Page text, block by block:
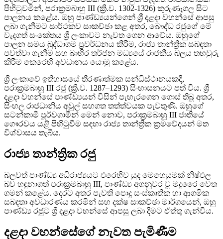
පිහිටුවමින්, පරාක්‍රමබාහු III (ක්‍රි.ව. 1302-1326) කුරුණෑගල සිට
පාලනය කළේය. ඔහු පාණ්ඩ්‍යයන්ගෙන් ශ්‍රී දළදා වහන්සේ ආපසු
ලබා ගැනීමට සාර්ථකව සාකච්ඡා කළ අතර, බෞද්ධ රජුගේ මේ
වැදගත් සංකේතය ශ්‍රී ලංකාවට නැවත ගෙන ආවේය. ඔහුගේ
පාලන සමය බුද්ධාගම ප්‍රවර්ධනය කිරීම, රාජ්‍ය තාන්ත්‍රික සබඳතා
පවත්වා ගැනීම සහ බාහිර තර්ජන මධ්‍යයේ රාජකීය බලය තහවුරු
කිරීම කෙරෙහි අවධානය යොමු කළේය.
ශ්‍රී ලංකාවේ ඉතිහාසයේ තීරණාත්මක සන්ධිස්ථානයකදී,
පරාක්‍රමබාහු III රජු (ක්‍රි.ව. 1287–1293) සිංහාසනයට පත් විය. ශ්‍රී
දළදා වහන්සේ පාණ්ඩ්‍යයන් විසින් පැහැරගෙන ගොස් තිබූ අතර,
සිංහල රාජධානිය අවුල් සහගත තත්ත්වයක පැවතුණි. ඔහුගේ
සටන්කාමී පූර්වගාමීන් මෙන් නොව, පරාක්‍රමබාහු III ජාතියේ
ගෞරවය යළි පිහිටුවීම සඳහා රාජ්‍ය තාන්ත්‍රික ක්‍රමවේදයන් මත
විශ්වාසය තැබීය.
රාජ්‍ය තාන්ත්‍රික රජු
බලවත් පාණ්ඩ්‍ය අධිරාජ්‍යයට එරෙහිව යුද මෙහෙයුමක් නිෂ්ඵල
බව හඳුනාගත් පරාක්‍රමබාහු III, පාණ්ඩ්‍ය අගනුවර වූ මදුරෛ වෙත
ගමන් කළේය. දෙරට අතර පැවති පොදු සංස්කෘතික හා ආගමික
සබඳතා අවධාරණය කරමින් සහ දක්ෂ සාකච්ඡා මාර්ගයෙන්, ඔහු
පාණ්ඩ්‍ය රජුට ශ්‍රී දළදා වහන්සේ ආපසු ලබා දීමට ඒත්තු ගැන්වීය.
දළදා වහන්සේගේ නැවත පැමිණීම